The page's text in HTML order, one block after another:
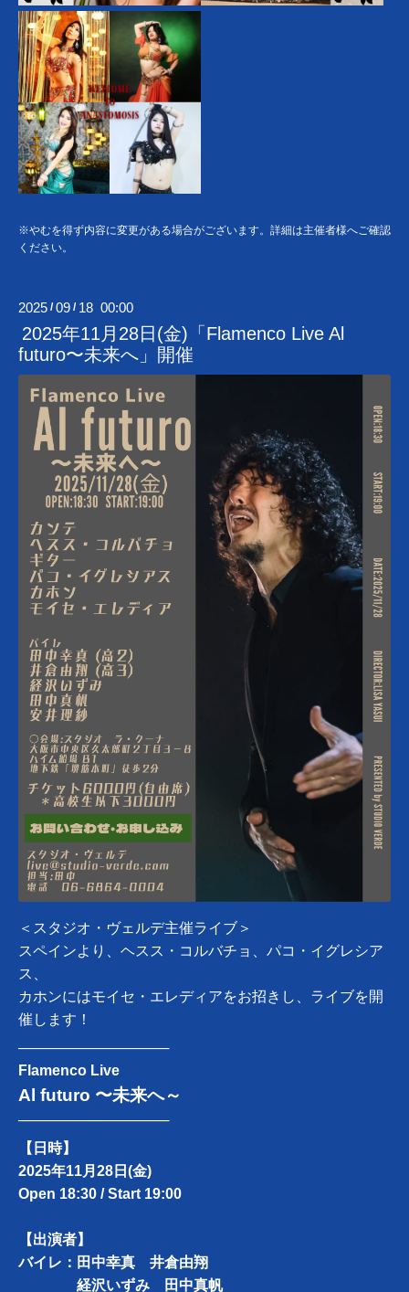
※やむを得ず内容に変更がある場合がございます。詳細は主催者様へご確認
ください。
2025 /09 / 18 00:00
2025年11月28日(金)「Flamenco Live Al
futuro〜未来へ」開催
＜スタジオ・ヴェルデ主催ライブ＞
スペインより、ヘスス・コルバチョ、パコ・イグレシア
ス、
カホンにはモイセ・エレディアをお招きし、ライブを開
催します！
───────────────
Flamenco Live
Al futuro 〜未来へ～
───────────────
【日時】
2025年11月28日(金)
Open 18:30 / Start 19:00
【出演者】
バイレ：田中幸真 井倉由翔
経沢いずみ 田中真帆